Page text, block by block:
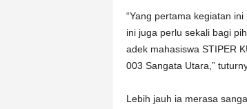
“Yang pertama kegiatan
ini juga perlu sekali bagi
adek mahasiswa STIPER
003 Sangata Utara,”
Lebih jauh ia merasa